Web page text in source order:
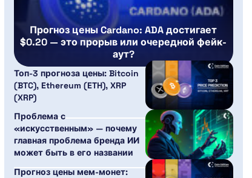
Прогноз цены Cardano: ADA достигает
$0.20 — это прорыв или очередной фейк-
аут?
Топ-3 прогноза цены: Bitcoin
(BTC), Ethereum (ETH), XRP
(XRP)
Проблема с
«искусственным» — почему
главная проблема бренда ИИ
может быть в его названии
Прогноз цены мем-монет: